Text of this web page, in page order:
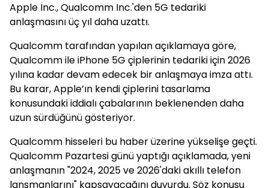
Apple Inc., Qualcomm Inc.'den 5G tedariki
anlaşmasını üç yıl daha uzattı.
Qualcomm tarafından yapılan açıklamaya göre,
Qualcomm ile iPhone 5G çiplerinin tedariki için 2026
yılına kadar devam edecek bir anlaşmaya imza attı.
Bu karar, Apple’ın kendi çiplerini tasarlama
konusundaki iddialı çabalarının beklenenden daha
uzun sürdüğünü gösteriyor.
Qualcomm hisseleri bu haber üzerine yükselişe geçti.
Qualcomm Pazartesi günü yaptığı açıklamada, yeni
anlaşmanın "2024, 2025 ve 2026'daki akıllı telefon
lansmanlarını" kapsayacağını duyurdu. Söz konusu